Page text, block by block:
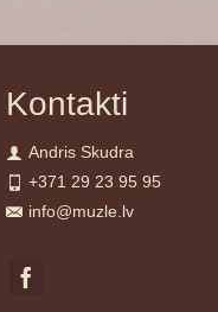
Kontakti
Andris Skudra
+371 29 23 95 95
info@muzle.lv